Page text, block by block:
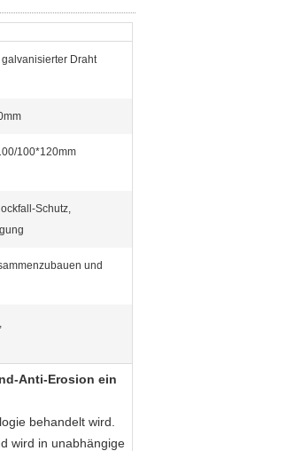
Draht
100*120mm
Schutz,
und
,
Anti-Erosion ein
behandelt wird.
wird in unabhängige